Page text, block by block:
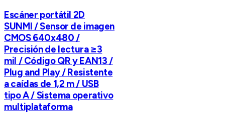
Escáner portátil 2D
SUNMI / Sensor de imagen
CMOS 640x480 /
Precisión de lectura ≥3
mil / Código QR y EAN13 /
Plug and Play / Resistente
a caídas de 1,2 m / USB
tipo A / Sistema operativo
multiplataforma